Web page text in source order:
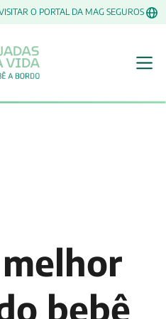
O PORTAL DA MAG SEGUROS
bebê